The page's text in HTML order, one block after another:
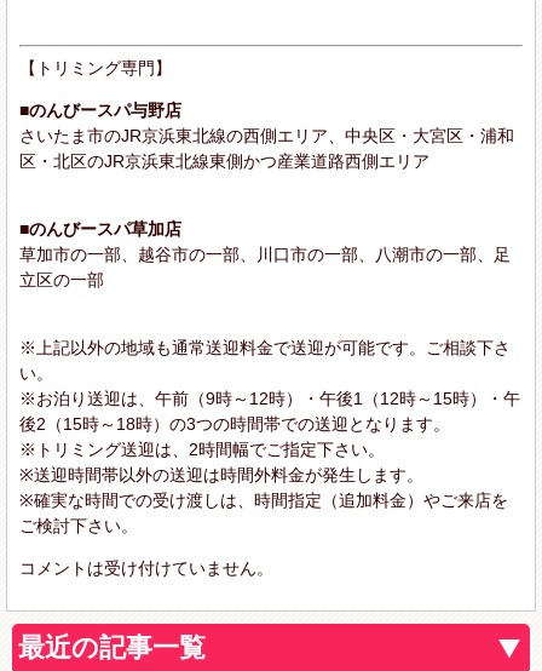
【トリミング専門】
■のんびースパ与野店
さいたま市のJR京浜東北線の西側エリア、中央区・大宮区・浦和
区・北区のJR京浜東北線東側かつ産業道路西側エリア
■のんびースパ草加店
草加市の一部、越谷市の一部、川口市の一部、八潮市の一部、足
立区の一部
※上記以外の地域も通常送迎料金で送迎が可能です。ご相談下さ
い。
※お泊り送迎は、午前（9時～12時）・午後1（12時～15時）・午
後2（15時～18時）の3つの時間帯での送迎となります。
※トリミング送迎は、2時間幅でご指定下さい。
※送迎時間帯以外の送迎は時間外料金が発生します。
※確実な時間での受け渡しは、時間指定（追加料金）やご来店を
ご検討下さい。
コメントは受け付けていません。
最近の記事一覧